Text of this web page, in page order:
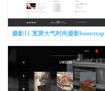
摄影11-宽屏大气时尚摄影bootstrap